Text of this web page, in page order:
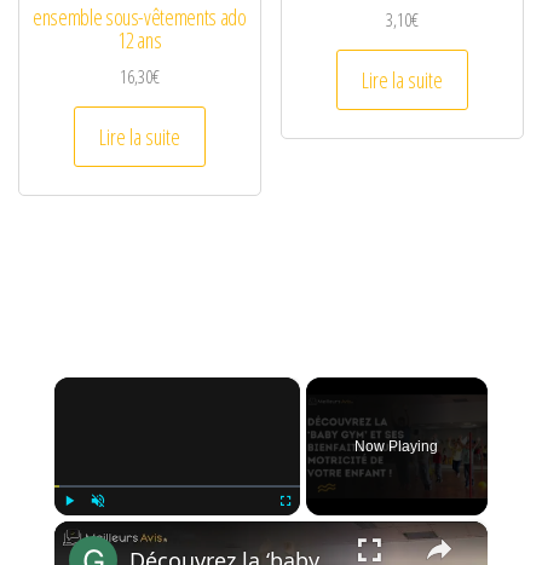
ensemble sous-vêtements ado
12 ans
16,30€
Lire la suite
3,10€
Lire la suite
×
Now Playing
×